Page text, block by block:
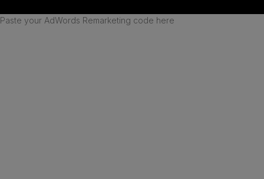
Paste your AdWords Remarketing code here